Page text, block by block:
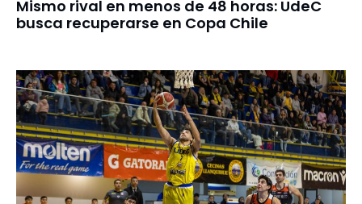
Mismo rival en menos de 48 horas: UdeC
busca recuperarse en Copa Chile